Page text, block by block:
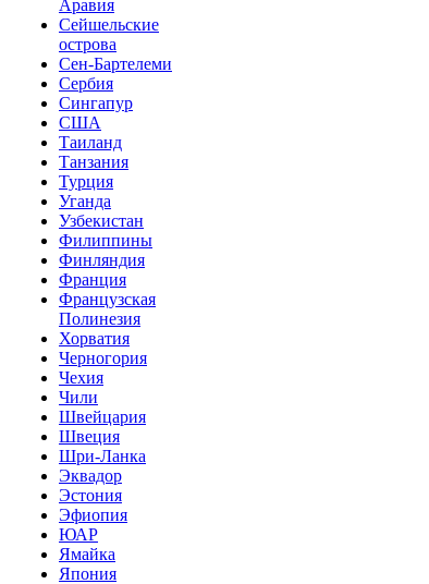
Аравия
Сейшельские
острова
Сен-Бартелеми
Сербия
Сингапур
США
Таиланд
Танзания
Турция
Уганда
Узбекистан
Филиппины
Финляндия
Франция
Французская
Полинезия
Хорватия
Черногория
Чехия
Чили
Швейцария
Швеция
Шри-Ланка
Эквадор
Эстония
Эфиопия
ЮАР
Ямайка
Япония